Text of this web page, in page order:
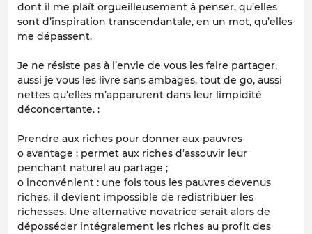
dont il me plaît orgueilleusement à penser, qu’elles
sont d’inspiration transcendantale, en un mot, qu’elles
me dépassent.
Je ne résiste pas à l’envie de vous les faire partager,
aussi je vous les livre sans ambages, tout de go, aussi
nettes qu’elles m’apparurent dans leur limpidité
déconcertante. :
Prendre aux riches pour donner aux pauvres
o avantage : permet aux riches d’assouvir leur
penchant naturel au partage ;
o inconvénient : une fois tous les pauvres devenus
riches, il devient impossible de redistribuer les
richesses. Une alternative novatrice serait alors de
déposséder intégralement les riches au profit des